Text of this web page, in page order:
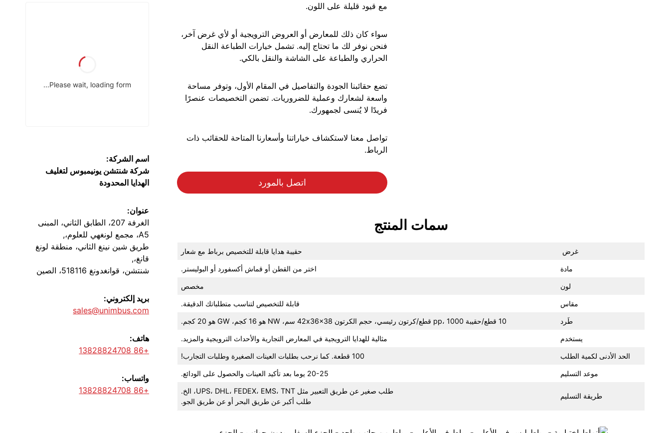
مع قيود قليلة على اللون.
سواء كان ذلك للمعارض أو العروض الترويجية أو لأي غرض آخر،
فنحن نوفر لك ما تحتاج إليه. تشمل خيارات الطباعة النقل
الحراري والطباعة على الشاشة والنقل بالكي.
تضع حقائبنا الجودة والتفاصيل في المقام الأول، وتوفر مساحة
واسعة لشعارك وعملية للضروريات. تضمن التخصيصات عنصرًا
فريدًا لا يُنسى لجمهورك.
تواصل معنا لاستكشاف خياراتنا وأسعارنا المتاحة للحقائب ذات
الرباط.
اتصل بالمورد
سمات المنتج
غرض حقيبة هدايا قابلة للتخصيص برباط مع شعار
مادة اختر من القطن أو قماش أكسفورد أو البوليستر.
لون مخصص
مقاس قابلة للتخصيص لتناسب متطلباتك الدقيقة.
طَرد 10 قطع/حقيبة pp، 1000 قطع/كرتون رئيسي، حجم الكرتون 42x36x38 سم، NW هو 16 كجم، GW هو 20 كجم.
يستخدم مثالية للهدايا الترويجية في المعارض التجارية والأحداث الترويجية والمزيد.
الحد الأدنى لكمية الطلب 100 قطعة. كما نرحب بطلبات العينات الصغيرة وطلبات التجارب!
موعد التسليم 20-25 يوما بعد تأكيد العينات والحصول على الودائع.
طريقة التسليم
طلب صغير عن طريق التعبير مثل UPS، DHL، FEDEX، EMS، TNT، الخ.
طلب أكبر عن طريق البحر أو عن طريق الجو.
اسم الشركة:
شركة شنتشن يونيمبوس لتغليف
الهدايا المحدودة
عنوان:
الغرفة 207، الطابق الثاني، المبنى
A5، مجمع لونغهي للعلوم،,
طريق شين نينغ الثاني، منطقة لونغ
قانغ،,
شنتشن، قوانغدونغ 518116، الصين
بريد إلكتروني:
sales@unimbus.com
هاتف:
+86 13828824708
واتساب:
+86 13828824708